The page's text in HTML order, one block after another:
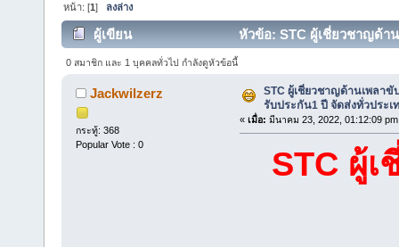
หน้า: [1] ลงล่าง
ผู้เขียน
หัวข้อ: STC ผู้เชี่ยวชาญด้า
26214 ครั้ง)
0 สมาชิก และ 1 บุคคลทั่วไป กำลังดูหัวข้อนี้
Jackwilzerz
กระทู้: 368
Popular Vote : 0
STC ผู้เชี่ยวชาญด้านเพลา
รับประกัน1 ปี จัดส่งทั่วประเ
« เมื่อ: มีนาคม 23, 2022, 01:12:09
STC ผู้